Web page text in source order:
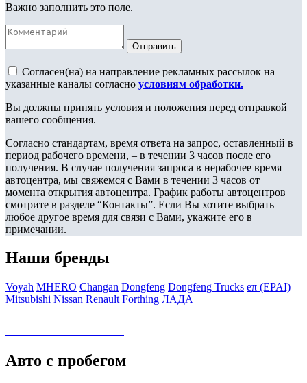
Важно заполнить это поле.
Отправить
Согласен(на) на направление рекламных рассылок на
указанные каналы согласно условиям обработки.
Вы должны принять условия и положения перед отправкой
вашего сообщения.
Согласно стандартам, время ответа на запрос, оставленный в
период рабочего времени, – в течении 3 часов после его
получения. В случае получения запроса в нерабочее время
автоцентра, мы свяжемся с Вами в течении 3 часов от
момента открытия автоцентра. График работы автоцентров
смотрите в разделе “Контакты”. Если Вы хотите выбрать
любое другое время для связи с Вами, укажите его в
примечании.
Наши бренды
Voyah MHERO Changan Dongfeng Dongfeng Trucks eπ (EPAI)
Mitsubishi Nissan Renault Forthing ЛАДА
Авто с пробегом